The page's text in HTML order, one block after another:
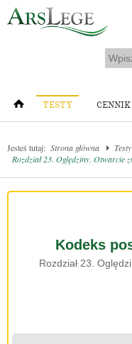
TESTY CENNIK
Jesteś tutaj: Strona główna
Rozdział 23. Oględziny. Otwarcie
Kodeks
Rozdział 23.